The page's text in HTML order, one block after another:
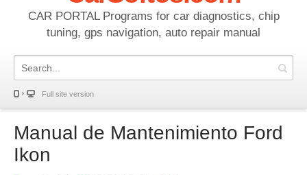
CAR PORTAL Programs for car diagnostics, chip
tuning, gps navigation, auto repair manual
Full site version
Manual de Mantenimiento Ford
Ikon